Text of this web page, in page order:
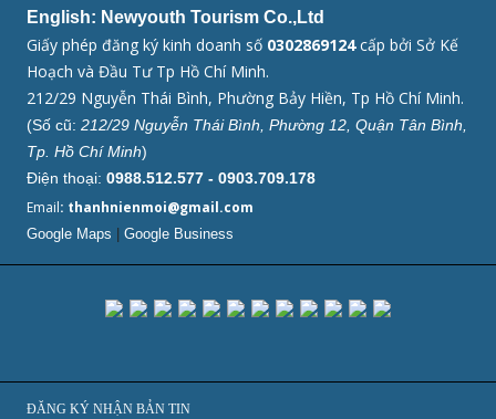
English: Newyouth Tourism Co.,Ltd
Giấy phép đăng ký kinh doanh số 0302869124cấp bởi Sở Kế
Hoạch và Đầu Tư Tp Hồ Chí Minh.
212/29 Nguyễn Thái Bình, Phường Bảy Hiền, Tp Hồ Chí Minh.
(Số cũ: 212/29 Nguyễn Thái Bình, Phường 12, Quận Tân Bình,
Tp. Hồ Chí Minh)
Điện thoại: 0988.512.577 - 0903.709.178
Email: thanhnienmoi@gmail.com
Google Maps | Google Business
ĐĂNG KÝ NHẬN BẢN TIN